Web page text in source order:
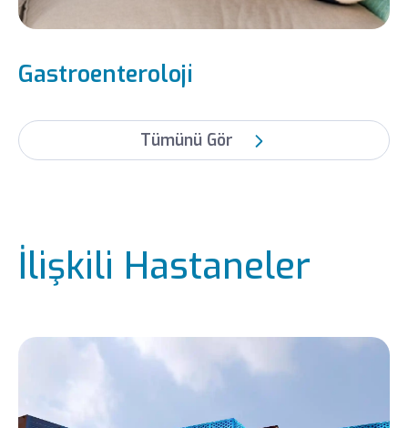
Gastroenteroloji
Tümünü Gör
İlişkili Hastaneler